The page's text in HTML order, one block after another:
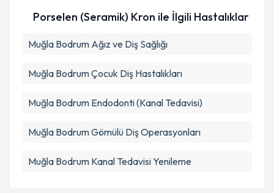
Porselen (Seramik) Kron ile İlgili Hastalıklar
Muğla Bodrum Ağız ve Diş Sağlığı
Muğla Bodrum Çocuk Diş Hastalıkları
Muğla Bodrum Endodonti (Kanal Tedavisi)
Muğla Bodrum Gömülü Diş Operasyonları
Muğla Bodrum Kanal Tedavisi Yenileme